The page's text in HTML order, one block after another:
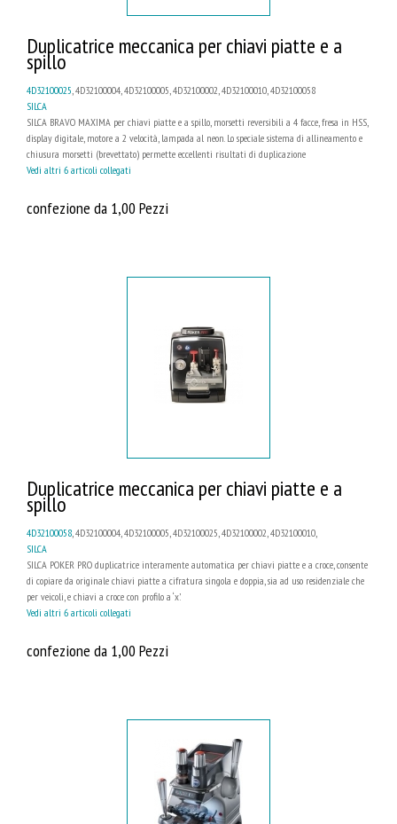
Duplicatrice meccanica per chiavi piatte e a
spillo
4D32100025, 4D32100004, 4D32100005, 4D32100002, 4D32100010, 4D32100058
SILCA
SILCA BRAVO MAXIMA per chiavi piatte e a spillo, morsetti reversibili a 4 facce, fresa in HSS,
display digitale, motore a 2 velocità, lampada al neon. Lo speciale sistema di allineamento e
chiusura morsetti (brevettato) permette eccellenti risultati di duplicazione
Vedi altri 6 articoli collegati
confezione da 1,00 Pezzi
Duplicatrice meccanica per chiavi piatte e a
spillo
4D32100058 , 4D32100004, 4D32100005, 4D32100025, 4D32100002, 4D32100010,
SILCA
SILCA POKER PRO duplicatrice interamente automatica per chiavi piatte e a croce, consente
di copiare da originale chiavi piatte a cifratura singola e doppia, sia ad uso residenziale che
per veicoli, e chiavi a croce con profilo a ‘x’.
Vedi altri 6 articoli collegati
confezione da 1,00 Pezzi